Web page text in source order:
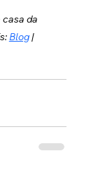
da
Blog |